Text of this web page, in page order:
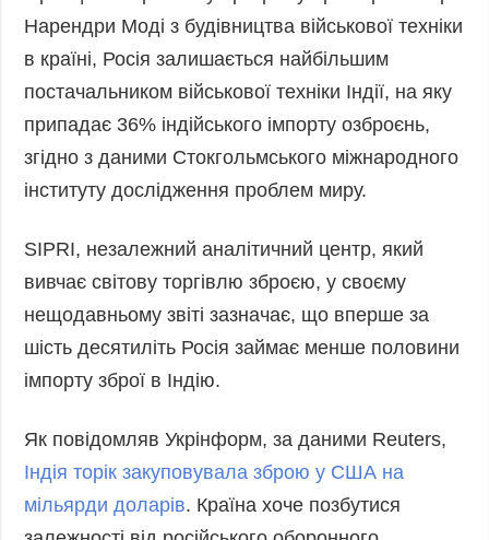
Нарендри Моді з будівництва військової техніки
в країні, Росія залишається найбільшим
постачальником військової техніки Індії, на яку
припадає 36% індійського імпорту озброєнь,
згідно з даними Стокгольмського міжнародного
інституту дослідження проблем миру.
SIPRI, незалежний аналітичний центр, який
вивчає світову торгівлю зброєю, у своєму
нещодавньому звіті зазначає, що вперше за
шість десятиліть Росія займає менше половини
імпорту зброї в Індію.
Як повідомляв Укрінформ, за даними Reuters,
Індія торік закуповувала зброю у США на
мільярди доларів. Країна хоче позбутися